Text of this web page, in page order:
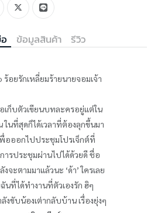
ข้อมูลสินค้า รีวิว
อยรักเหลี่ยมร้ายนายจอมเจ้า
เก็บตัวเขียนบทละครอยู่แต่ใน
นที่สุดก็ได้เวลาที่ต้องลุกขึ้นมา
อออกไปประชุมโปรเจ็กต์ที่
ารประชุมผ่านไปได้ด้วยดี ชื่อ
งจะตามมาแล้วนะ ‘ด้า’ ใครเลย
นที่ได้ทำงานที่ตัวเองรัก ฮิๆ
ขับน้องเต่ากลับบ้าน เรื่องยุ่งๆ